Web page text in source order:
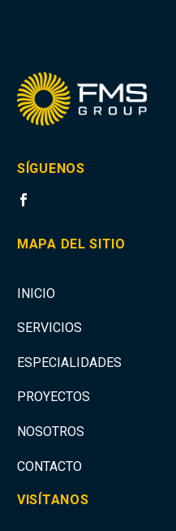
SÍGUENOS
MAPA DEL SITIO
INICIO
SERVICIOS
ESPECIALIDADES
PROYECTOS
NOSOTROS
CONTACTO
VISÍTANOS